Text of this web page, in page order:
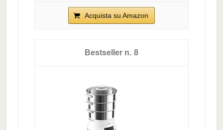
Acquista su Amazon
8